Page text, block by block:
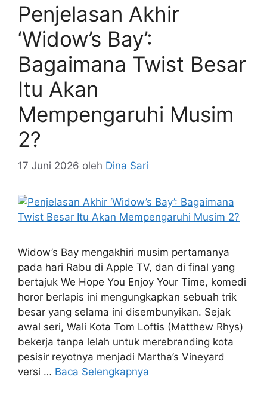
Penjelasan Akhir
‘Widow’s Bay’:
Bagaimana Twist Besar
Itu Akan
Mempengaruhi Musim
2?
17 Juni 2026 oleh Dina Sari
Widow’s Bay mengakhiri musim pertamanya
pada hari Rabu di Apple TV, dan di final yang
bertajuk We Hope You Enjoy Your Time, komedi
horor berlapis ini mengungkapkan sebuah trik
besar yang selama ini disembunyikan. Sejak
awal seri, Wali Kota Tom Loftis (Matthew Rhys)
bekerja tanpa lelah untuk merebranding kota
pesisir reyotnya menjadi Martha’s Vineyard
versi … Baca Selengkapnya